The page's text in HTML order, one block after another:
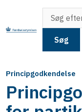
Søg
Principgodkendelse